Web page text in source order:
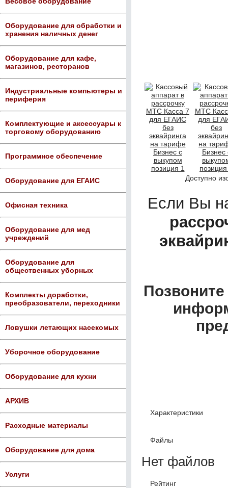
Оборудование для обработки и
хранения наличных денег
Оборудование для кафе,
магазинов, ресторанов
Индустриальные компьютеры и
периферия
Комплектующие и аксессуары к
торговому оборудованию
Программное обеспечение
Оборудование для ЕГАИС
Офисная техника
Оборудование для мед
учреждений
Оборудование для
общественных уборных
Комплекты доработки,
преобразователи, переходники
Ловушки летающих насекомых
Уборочное оборудование
Оборудование для кухни
АРХИВ
Расходные материалы
Оборудование для дома
Услуги
Доступно
Если Вы
Характеристики
Файлы
Нет файлов
Рейтинг